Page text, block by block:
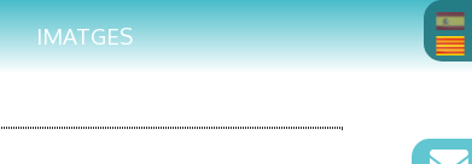
IMATGES